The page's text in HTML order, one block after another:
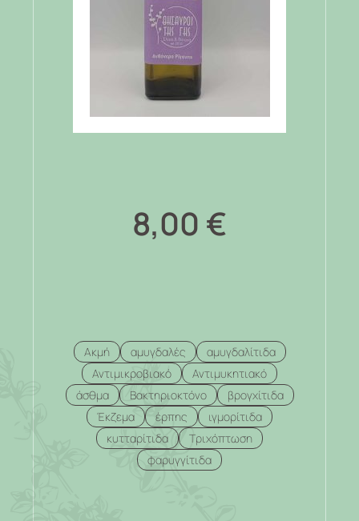
8,00 €
Ακμή αμυγδαλές
αμυγδαλίτιδα
Αντιμικροβιακό
Αντιμυκητιακό
άσθμα
Βακτηριοκτόνο
βρογχίτιδα
Έκζεμα
έρπης
ιγμορίτιδα
κυτταρίτιδα
Τριχόπτωση
φαρυγγίτιδα